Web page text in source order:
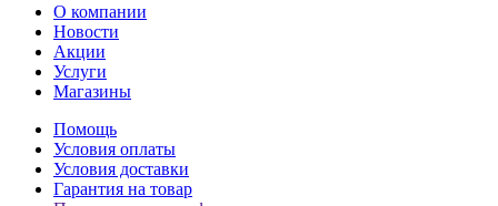
О компании
Новости
Акции
Услуги
Магазины
Помощь
Условия оплаты
Условия доставки
Гарантия на товар